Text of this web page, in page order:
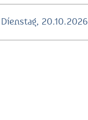
Dienstag, 20.10.2026